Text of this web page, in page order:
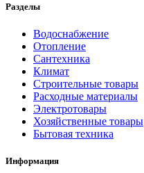
Разделы
Водоснабжение
Отопление
Сантехника
Климат
Строительные товары
Расходные материалы
Электротовары
Хозяйственные товары
Бытовая техника
Информация